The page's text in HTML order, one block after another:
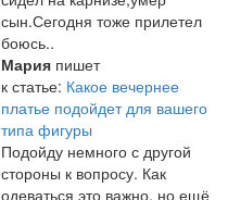
сын.Сегодня тоже прилетел
боюсь..
Мария пишет
к статье: Какое вечернее
платье подойдет для вашего
типа фигуры
Подойду немного с другой
стороны к вопросу. Как
одеваться это важно, но ещё